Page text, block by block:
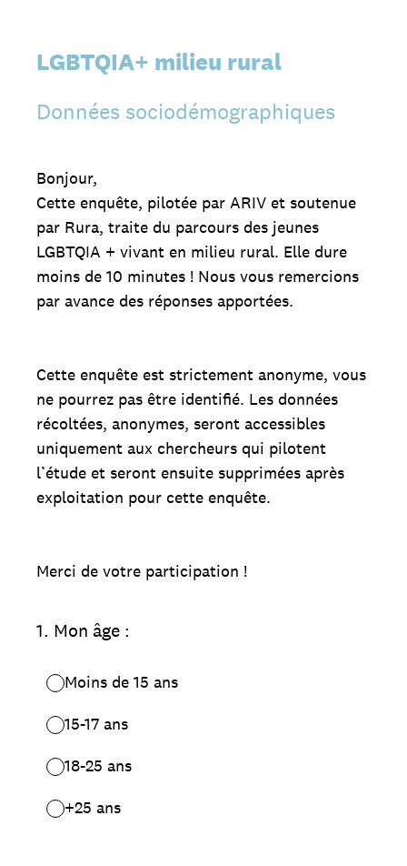
LGBTQIA+ milieu rural
Données sociodémographiques
Bonjour,
Cette enquête, pilotée par ARIV et soutenue
par Rura, traite du parcours des jeunes
LGBTQIA + vivant en milieu rural. Elle dure
moins de 10 minutes ! Nous vous remercions
par avance des réponses apportées.
Cette enquête est strictement anonyme, vous
ne pourrez pas être identifié. Les données
récoltées, anonymes, seront accessibles
uniquement aux chercheurs qui pilotent
l’étude et seront ensuite supprimées après
exploitation pour cette enquête.
Merci de votre participation !
1. Mon âge :
Moins de 15 ans
15-17 ans
18-25 ans
+25 ans